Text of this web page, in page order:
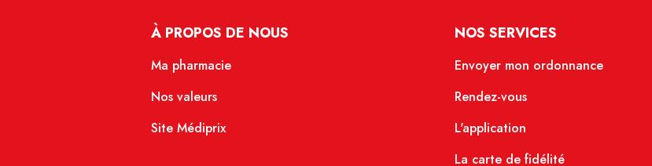
À PROPOS DE NOUS
Ma pharmacie
Nos valeurs
Site Médiprix
NOS SERVICES
Envoyer mon ordonnance
Rendez-vous
L'application
La carte de fidélité